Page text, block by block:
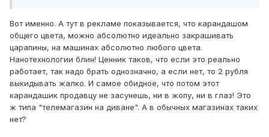
Вот именно. А тут в рекламе показывается, что карандашом
общего цвета, можно абсолютно идеально закрашивать
царапины, на машинах абсолютно любого цвета.
Нанотехнологии блин! Ценник таков, что если это реально
работает, так надо брать однозначно, а если нет, то 2 рубля
выкидывать жалко. И самое обидное, что потом этот
карандашик продавцу не засунешь, ни в жопу, ни в глаз! Это
ж типа "телемагазин на диване". А в обычных магазинах таких
нет?